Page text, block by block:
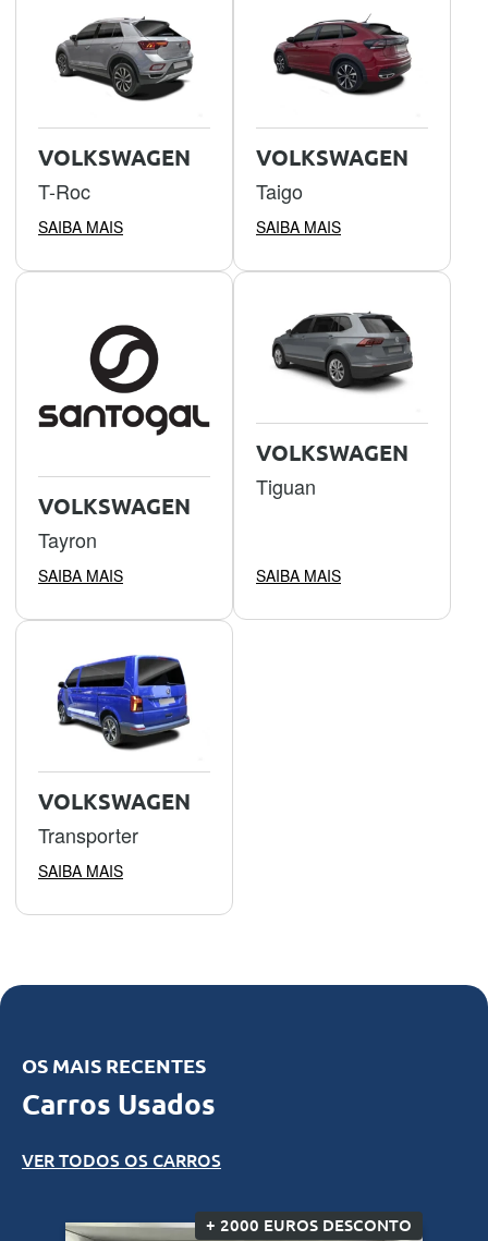
VOLKSWAGEN
T-Roc
SAIBA MAIS
VOLKSWAGEN
Taigo
SAIBA MAIS
VOLKSWAGEN
Tayron
SAIBA MAIS
VOLKSWAGEN
Tiguan
SAIBA MAIS
VOLKSWAGEN
Transporter
SAIBA MAIS
OS MAIS RECENTES
Carros Usados
VER TODOS OS CARROS
+ 2000 EUROS DESCONTO